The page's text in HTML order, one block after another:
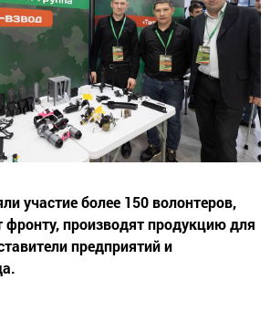
участие более 150 волонтеров,
производят продукцию для
предприятий и